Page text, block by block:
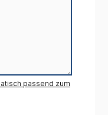
passend zum